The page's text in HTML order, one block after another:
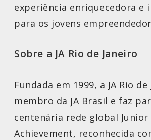
experiência enriquecedora e
para os jovens
Sobre a JA Rio de Janeiro
Fundada em 1999, a JA Rio de
membro da JA Brasil e faz
centenária rede global Junior
Achievement, reconhecida